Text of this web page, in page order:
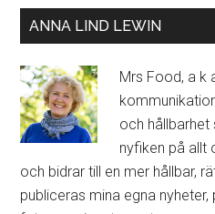
ANNA LIND LEWIN
Mrs Food, a k
och
nyfiken på allt
och bidrar till en mer hållbar,
publiceras mina egna